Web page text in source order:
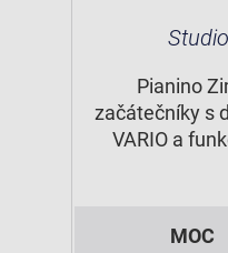
Pianino
začátečníky s
VARIO a
MOC